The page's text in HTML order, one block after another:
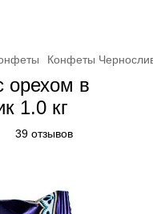
Конфеты
орехом в
1.0 кг
39 отзывов